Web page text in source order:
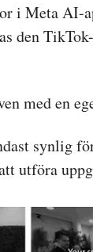
i Meta AI-
den
med en
synlig
utföra